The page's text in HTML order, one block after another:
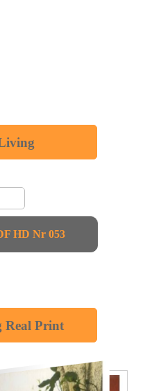
HD Nr 053
Real Print